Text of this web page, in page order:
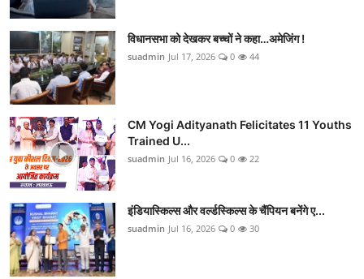
विधानसभा को देखकर बच्चों ने कहा…अमेजिंग !
suadmin Jul 17, 2026 0 44
CM Yogi Adityanath Felicitates 11 Youths
Trained U...
suadmin Jul 16, 2026 0 22
इंडियास्किल्स और वर्ल्डस्किल्स के चैंपियन बनेंगे ए...
suadmin Jul 16, 2026 0 30